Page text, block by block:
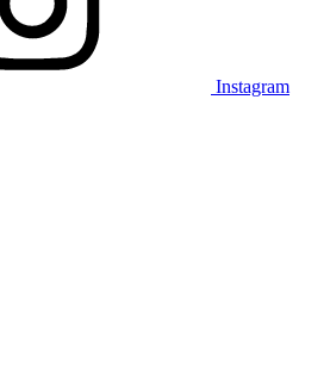
Instagram